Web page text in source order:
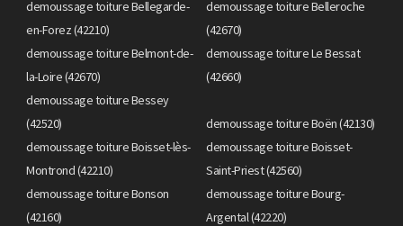
demoussage toiture Bellegarde-
en-Forez (42210)
demoussage toiture Belleroche
(42670)
demoussage toiture Belmont-de-
la-Loire (42670)
demoussage toiture Le Bessat
(42660)
demoussage toiture Bessey
(42520)
demoussage toiture Boën (42130)
demoussage toiture Boisset-lès-
Montrond (42210)
demoussage toiture Boisset-
Saint-Priest (42560)
demoussage toiture Bonson
(42160)
demoussage toiture Bourg-
Argental (42220)